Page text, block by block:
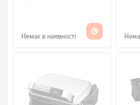
Немає в наявності